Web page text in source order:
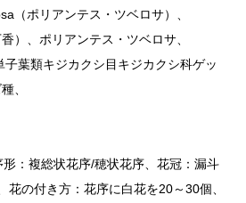
（ポリアンテス・ツベロサ）、
）、ポリアンテス・ツベロサ、
葉類キジカクシ目キジカクシ科ゲッ
、
：複総状花序/穂状花序、花冠：漏斗
花の付き方：花序に白花を20～30個、